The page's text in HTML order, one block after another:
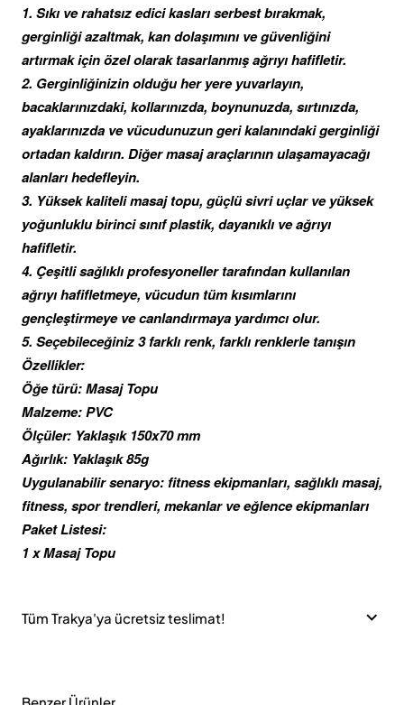
1. Sıkı ve rahatsız edici kasları serbest bırakmak,
gerginliği azaltmak, kan dolaşımını ve güvenliğini
artırmak için özel olarak tasarlanmış ağrıyı hafifletir.
2. Gerginliğinizin olduğu her yere yuvarlayın,
bacaklarınızdaki, kollarınızda, boynunuzda, sırtınızda,
ayaklarınızda ve vücudunuzun geri kalanındaki gerginliği
ortadan kaldırın. Diğer masaj araçlarının ulaşamayacağı
alanları hedefleyin.
3. Yüksek kaliteli masaj topu, güçlü sivri uçlar ve yüksek
yoğunluklu birinci sınıf plastik, dayanıklı ve ağrıyı
hafifletir.
4. Çeşitli sağlıklı profesyoneller tarafından kullanılan
ağrıyı hafifletmeye, vücudun tüm kısımlarını
gençleştirmeye ve canlandırmaya yardımcı olur.
5. Seçebileceğiniz 3 farklı renk, farklı renklerle tanışın
Özellikler:
Öğe türü: Masaj Topu
Malzeme: PVC
Ölçüler: Yaklaşık 150x70 mm
Ağırlık: Yaklaşık 85g
Uygulanabilir senaryo: fitness ekipmanları, sağlıklı masaj,
fitness, spor trendleri, mekanlar ve eğlence ekipmanları
Paket Listesi:
1 x Masaj Topu
Tüm Trakya'ya ücretsiz teslimat!